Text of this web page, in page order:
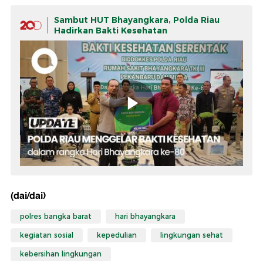
Sambut HUT Bhayangkara, Polda Riau
Hadirkan Bakti Kesehatan
(dai/dai)
polres bangka barat hari bhayangkara
kegiatan sosial kepedulian lingkungan sehat
kebersihan lingkungan